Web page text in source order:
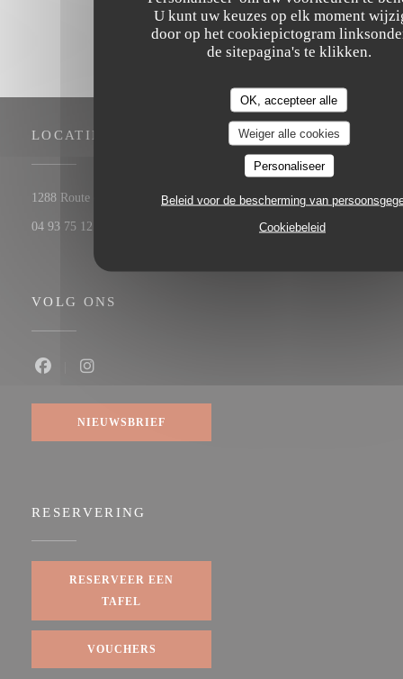
U kunt uw keuzes op elk moment
door op het cookiepictogram
de sitepagina's te klikken.
OK, accepteer alle
Weiger alle cookies
Personaliseer
Beleid voor de bescherming van
Cookiebeleid
LOCATIE
1288 Route de Cannes 06560 Valbonne((opent in een nieuw venster))
04 93 75 12 56
VOLG ONS
NIEUWSBRIEF
RESERVERING
RESERVEER EEN
TAFEL
VOUCHERS